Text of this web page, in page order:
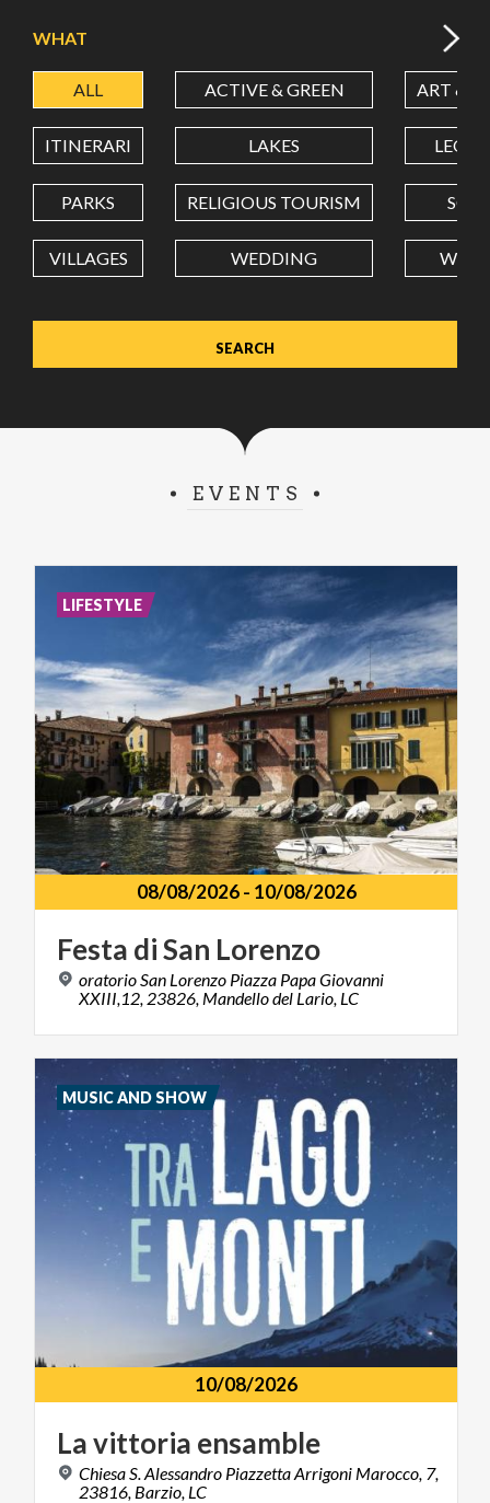
LATITUDE
LONGITUDE
Value in decimal degrees. Use dot (.) as decimal separator.
WHAT
ALL ACTIVE & GREEN ART &
ITINERARI LAKES
PARKS RELIGIOUS TOURISM
VILLAGES WEDDING
EVENTS
08/08/2026- 10/08/2026
Festa diSan Lorenzo
oratorio San Lorenzo Piazza Papa Giovanni
XXIII,12, 23826, Mandello del Lario, LC
LIFESTYLE
10/08/2026
Lavittoria ensamble
Chiesa S. Alessandro Piazzetta Arrigoni Marocco, 7,
23816, Barzio, LC
MUSIC AND SHOW